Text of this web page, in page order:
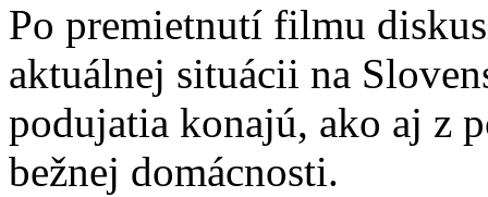
Po premietnutí filmu
aktuálnej situácii na
podujatia konajú, ako aj z
bežnej domácnosti.